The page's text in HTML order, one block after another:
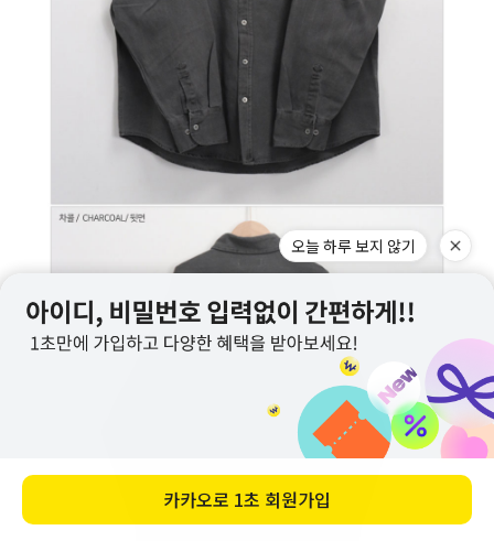
오늘 하루 보지 않기
카카오로 1초 회원가입